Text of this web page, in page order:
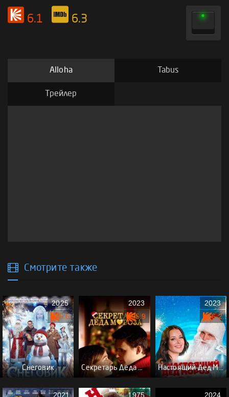
6.1 6.3
Alloha Tabus
Трейлер
Смотрите также
Снеговик
2025
6.6
Секретарь Деда Мороза
2023
5.9
Настоящий Дед Мороз
2023
6.2
2021 1975 2024